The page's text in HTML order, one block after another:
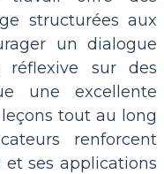
structurées aux
un dialogue
sur des
une excellente
tout au long
renforcent
ses applications